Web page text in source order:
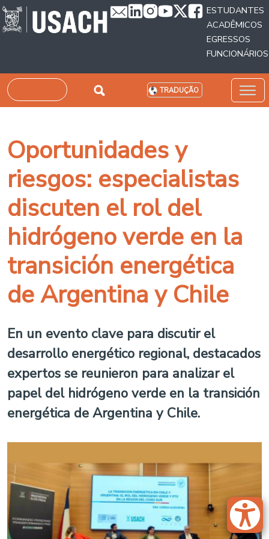
Passar para o conteúdo principal
ESTUDANTES
ACADÊMICOS
EGRESSOS
FUNCIONÁRIOS
Pesquisar TRADUÇÃO
Oportunidades y
riesgos: especialistas
discuten el rol del
hidrógeno verde en la
transición energética
de Argentina y Chile
En un evento clave para discutir el
desarrollo energético regional, destacados
expertos se reunieron para analizar el
papel del hidrógeno verde en la transición
energética de Argentina y Chile.